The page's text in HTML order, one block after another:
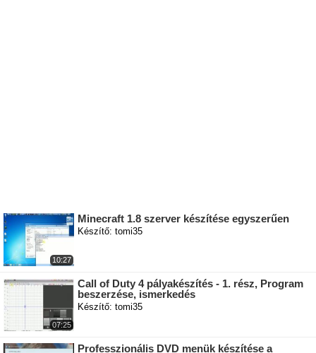
10:27
Minecraft 1.8 szerver készítése egyszerűen
Készítő: tomi35
07:25
Call of Duty 4 pályakészítés - 1. rész, Program
beszerzése, ismerkedés
Készítő: tomi35
Professzionális DVD menük készítése a